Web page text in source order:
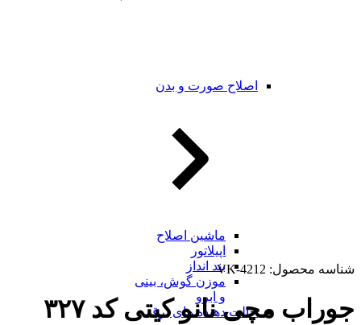
اصلاح صورت و بدن
ماشین اصلاح
اپیلاتور
بند انداز
موزن گوش، بینی
و ابرو
حالت دهنده های برقی
شناسه محصول: VK-4212
جوراب مچی نانو کیتی کد ۳۲۷